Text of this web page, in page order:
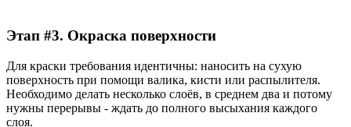
Этап #3. Окраска поверхности
Для краски требования идентичны: наносить на сухую
поверхность при помощи валика, кисти или распылителя.
Необходимо делать несколько слоёв, в среднем два и потому
нужны перерывы - ждать до полного высыхания каждого
слоя.